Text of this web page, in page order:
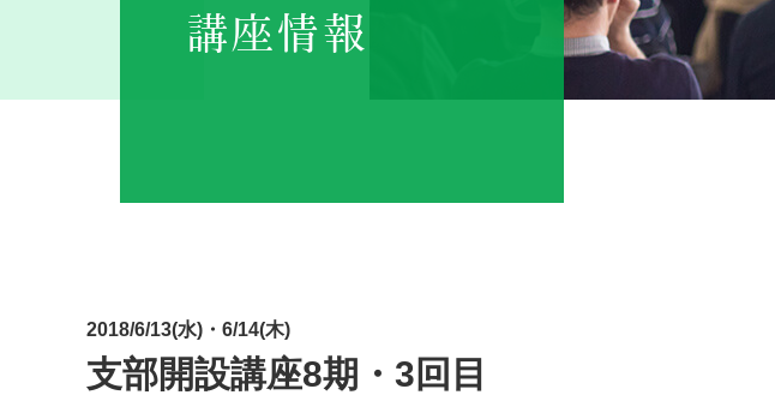
講座情報
2018/6/13(水)・6/14(木)
支部開設講座8期・3回目